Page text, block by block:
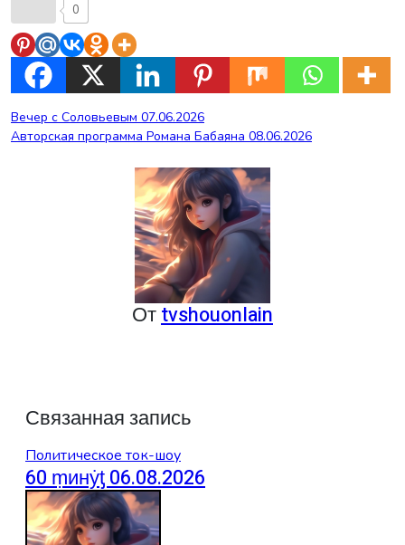
0
Навигация
по
Вечер с Соловьевым 07.06.2026
Авторская программа Романа Бабаяна 08.06.2026
Отtvshouonlain
Связанная запись
Политическое ток-шоу
60 ṃинẏƫ 06.08.2026